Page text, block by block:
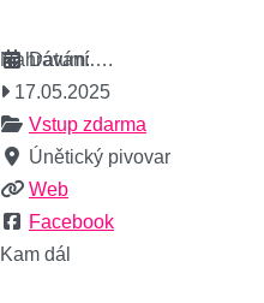
Nahrávání….
Datum:
17.05.2025
Vstup zdarma
Únětický pivovar
Web
Facebook
Kam dál